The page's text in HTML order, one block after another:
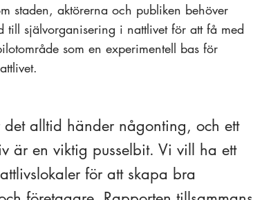
staden, aktörerna och publiken behöver
till självorganisering i nattlivet för att få med
som en experimentell bas för
alltid händer någonting, och ett
är en viktig pusselbit. Vi vill ha ett
för att skapa bra